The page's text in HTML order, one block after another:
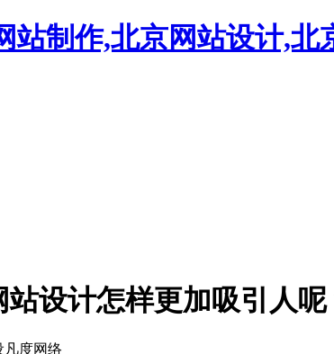
站制作,北京网站设计,北
设计怎样更加吸引人呢
凡度网络